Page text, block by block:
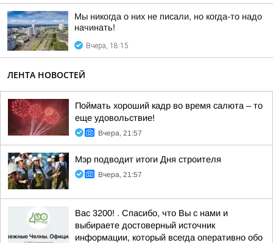
Мы никогда о них не писали, но когда-то надо
начинать!
Вчера, 18:15
ЛЕНТА НОВОСТЕЙ
Поймать хороший кадр во время салюта – то
еще удовольствие!
Вчера, 21:57
Мэр подводит итоги Дня строителя
Вчера, 21:57
Вас 3200! . Спасибо, что Вы с нами и
выбираете достоверный источник
информации, который всегда оперативно обо